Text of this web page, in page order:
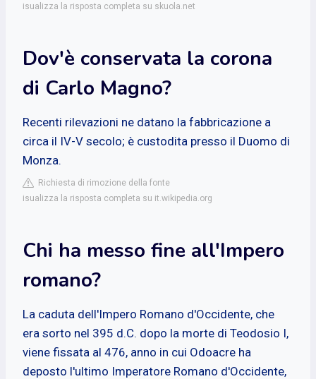
isualizza la risposta completa su skuola.net
Dov'è conservata la corona
di Carlo Magno?
Recenti rilevazioni ne datano la fabbricazione a
circa il IV-V secolo; è custodita presso il Duomo di
Monza.
Richiesta di rimozione della fonte
isualizza la risposta completa su it.wikipedia.org
Chi ha messo fine all'Impero
romano?
La caduta dell'Impero Romano d'Occidente, che
era sorto nel 395 d.C. dopo la morte di Teodosio I,
viene fissata al 476, anno in cui Odoacre ha
deposto l'ultimo Imperatore Romano d'Occidente,